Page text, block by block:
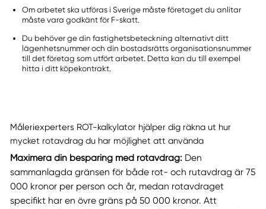
Om arbetet ska utföras i Sverige måste företaget du anlitar
måste vara godkänt för F-skatt.
Du behöver ge din fastighetsbeteckning alternativt ditt
lägenhetsnummer och din bostadsrätts organisationsnummer
till det företag som utfört arbetet. Detta kan du till exempel
hitta i ditt köpekontrakt.
Måleriexperters ROT-kalkylator hjälper dig räkna ut hur
mycket rotavdrag du har möjlighet att använda
Maximera din besparing med rotavdrag: Den
sammanlagda gränsen för både rot- och rutavdrag är 75
000 kronor per person och år, medan rotavdraget
specifikt har en övre gräns på 50 000 kronor. Att